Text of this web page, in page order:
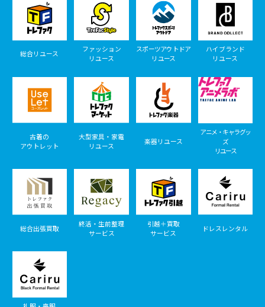
総合リユース
ファッション
リユース
スポーツアウトドア
リユース
ハイブランド
リユース
古着の
アウトレット
大型家具・家電
リユース
楽器リユース
アニメ・キャラグッ
ズ
リユース
総合出張買取
終活・生前整理
サービス
引越＋買取
サービス
ドレスレンタル